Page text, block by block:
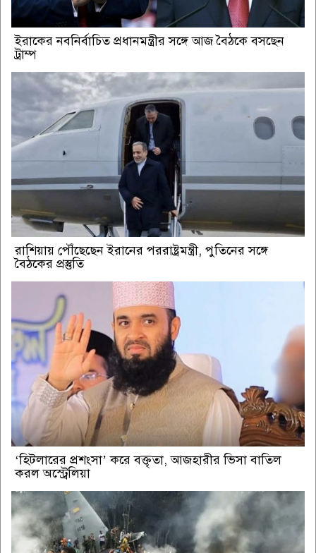
ইরাকের নবনির্বাচিত প্রধানমন্ত্রীর সঙ্গে আজ বৈঠকে বসছেন
ট্রাম্প
রাশিয়ায় পৌঁছেছেন ইরানের পররাষ্ট্রমন্ত্রী, পুতিনের সঙ্গে
বৈঠকের প্রস্তুতি
‘হিটলারের প্রশংসা’ করে বক্তৃতা, আজহারীর ভিসা বাতিল
করল অস্ট্রেলিয়া